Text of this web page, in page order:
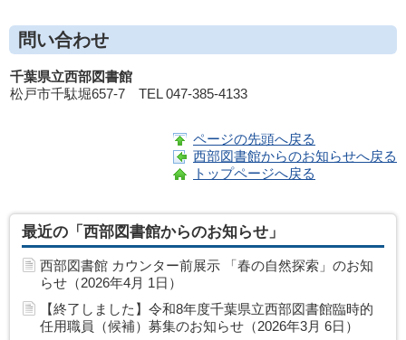
問い合わせ
千葉県立西部図書館
松戸市千駄堀657-7 TEL 047-385-4133
ページの先頭へ戻る
西部図書館からのお知らせへ戻る
トップページへ戻る
最近の「西部図書館からのお知らせ」
西部図書館 カウンター前展示 「春の自然探索」のお知
らせ（2026年4月 1日）
【終了しました】令和8年度千葉県立西部図書館臨時的
任用職員（候補）募集のお知らせ（2026年3月 6日）